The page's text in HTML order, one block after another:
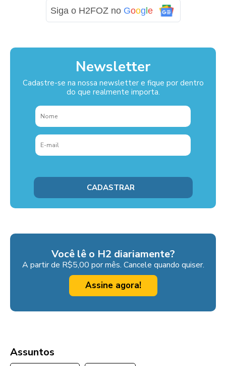
Siga o H2FOZ no Google
Newsletter
Cadastre-se na nossa newsletter e fique por dentro
do que realmente importa.
Você lê o H2 diariamente?
A partir de R$5,00 por mês. Cancele quando quiser.
Assine agora!
Assuntos